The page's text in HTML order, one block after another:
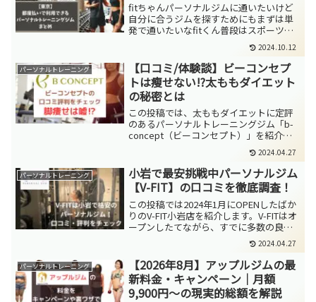
fitちゃんパーソナルジムに通いたいけど
自分に合うジムを探すためにもまずは単
発で通いたいなfitくん普段はスポーツジ
ムに通っているけどたまにパーソナルジ
ムでプロにアドバイスをもらいたい！都
度払い（単発）で利用できるパーソナル
トレーニングジム...
2024.10.12
パーソナルトレーニング
【口コミ/体験談】ビーコンセプ
トは瘦せない!?太ももダイエット
の秘密とは
この投稿では、太ももダイエットに定評
のあるパーソナルトレーニングジム「b-
concept（ビーコンセプト）」を紹介し
ます。ビーコンセプトは「足痩せ」「太
ももダイエット」を謳う異色のパーソナ
ルトレーニングジムで、これまで自分の
体形に悩んできた...
2024.04.27
パーソナルトレーニング
小岩で最安挑戦中パーソナルジム
【V-FIT】の口コミを徹底調査！
この投稿では2024年1月にOPENしたばか
りのV-FIT小岩店を紹介します。V-FITはオ
ープンしたてながら、すでに多数の良い
口コミ・評判が寄せられており、今後小
岩で大注目のパーソナルトレーニングジ
ムです。今回は、V-FIT小岩店に寄せら...
2024.04.27
パーソナルトレーニング
【2026年8月】アップルジムの最
新料金・キャンペーン｜月額
9,900円～の現実的総額を解説